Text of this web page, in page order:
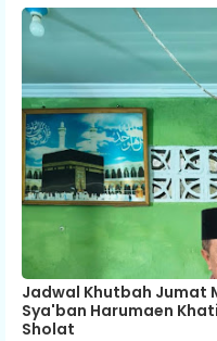
Jadwal Khutbah Jumat
Sya'ban Harumaen
Sholat